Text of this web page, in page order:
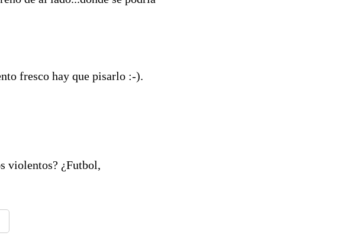
fresco hay que pisarlo :-).
violentos? ¿Futbol,